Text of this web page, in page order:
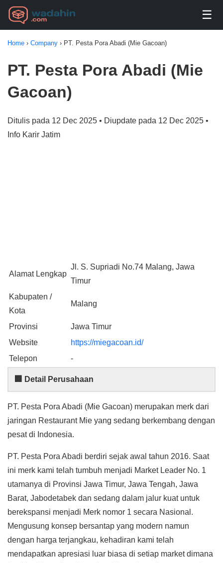
☰
Home › Company › PT. Pesta Pora Abadi (Mie Gacoan)
PT. Pesta Pora Abadi (Mie
Gacoan)
Ditulis pada 12 Dec 2025 • Diupdate pada 12 Dec 2025 •
Info Karir Jatim
Alamat Lengkap
Jl. S. Supriadi No.74 Malang, Jawa
Timur
Kabupaten /
Kota
Malang
Provinsi
Jawa Timur
Website
https://miegacoan.id/
Telepon
-
🏢 Detail Perusahaan
PT. Pesta Pora Abadi (Mie Gacoan) merupakan merk dari
jaringan Restaurant Mie yang sedang berkembang dengan
pesat di Indonesia.
PT. Pesta Pora Abadi berdiri sejak awal tahun 2016. Saat
ini merk kami telah tumbuh menjadi Market Leader No. 1
utamanya di Provinsi Jawa Timur, Jawa Tengah, Jawa
Barat, Jabodetabek dan sedang dalam jalur kuat untuk
berekspansi menjadi Merk nomor 1 secara Nasional.
Mengusung konsep bersantap yang modern namun
dengan harga terjangkau, kehadiran kami telah
mendapatkan apresiasi luar biasa di setiap market dimana